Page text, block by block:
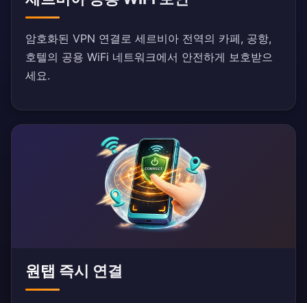
암호화된 VPN 연결로 세르비아 전역의 카페, 공항,
호텔의 공용 WiFi 네트워크에서 안전하게 보호받으
세요.
원탭 즉시 연결